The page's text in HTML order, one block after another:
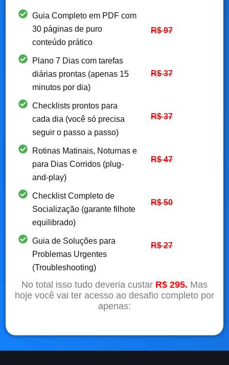
Guia Completo em PDF com
30 páginas de puro
conteúdo prático
Plano 7 Dias com tarefas
diárias prontas (apenas 15
minutos por dia)
Checklists prontos para
cada dia (você só precisa
seguir o passo a passo)
Rotinas Matinais, Noturnas e
para Dias Corridos (plug-
and-play)
Checklist Completo de
Socialização (garante filhote
equilibrado)
Guia de Soluções para
Problemas Urgentes
(Troubleshooting)
R$ 97
R$ 37
R$ 37
R$ 47
R$ 50
R$ 27
No total isso tudo deveria custar R$ 295. Mas
hoje você vai ter acesso ao desafio completo por
apenas: